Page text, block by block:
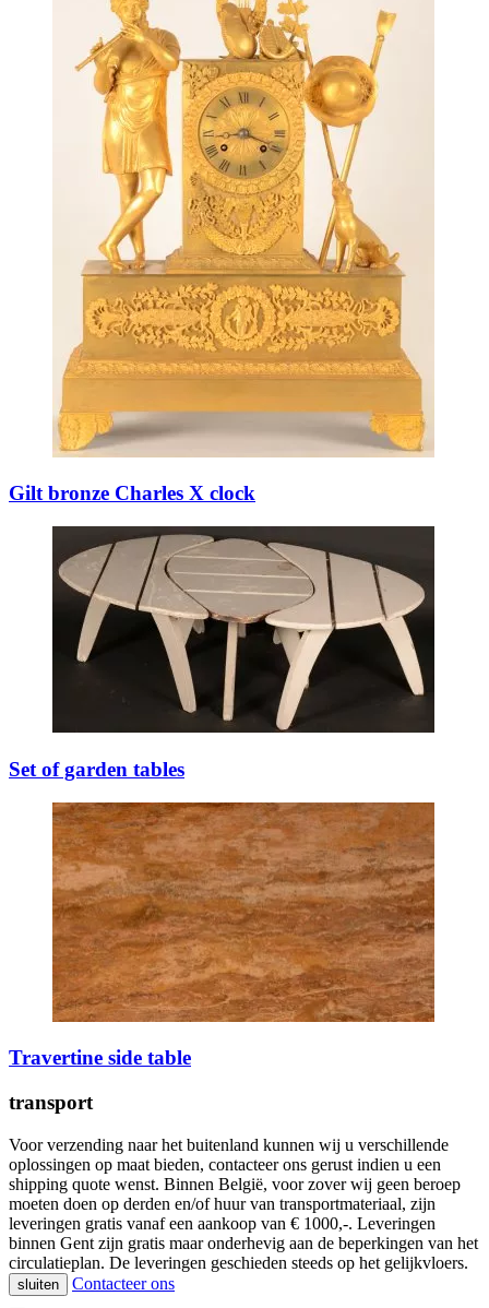
Gilt bronze Charles X clock
Set of garden tables
Travertine side table
transport
Voor verzending naar het buitenland kunnen wij u verschillende
oplossingen op maat bieden, contacteer ons gerust indien u een
shipping quote wenst. Binnen België, voor zover wij geen beroep
moeten doen op derden en/of huur van transportmateriaal, zijn
leveringen gratis vanaf een aankoop van € 1000,-. Leveringen
binnen Gent zijn gratis maar onderhevig aan de beperkingen van het
circulatieplan. De leveringen geschieden steeds op het gelijkvloers.
sluiten Contacteer ons